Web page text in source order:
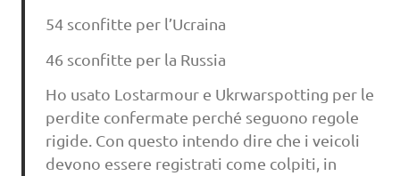
54 sconfitte per l’Ucraina
46 sconfitte per la Russia
Ho usato Lostarmour e Ukrwarspotting per le
perdite confermate perché seguono regole
rigide. Con questo intendo dire che i veicoli
devono essere registrati come colpiti, in